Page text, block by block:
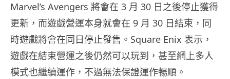
Marvel’s Avengers 將會在 3 月 30 日之後停止獲得
更新，而遊戲營運本身就會在 9 月 30 日結束，同
時遊戲將會在同日停止發售。Square Enix 表示，
遊戲在結束營運之後仍然可以玩到，甚至網上多人
模式也繼續運作，不過無法保證運作暢順。